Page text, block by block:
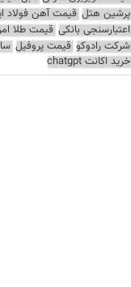
پرشین هتل قیمت آهن فولاد
اعتبارسنجی بانکی قیمت طلا
شرکت رادوکو قیمت پروفیل
خرید اکانت chatgpt